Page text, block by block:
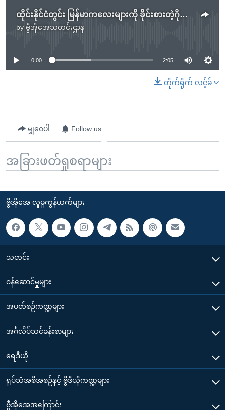
ထိုင်းနိုင်ငံတွင်း မြန်မာကလေးများကို ခိုင်းစားတဲ့ဂိုဏ်း ဖမ်းမိ
by ဗွီအိုအေသတင်းဌာန
No media source currently available
0:00 2:05
တိုက်ရိုက် လင့်ခ်
မျှဝေပါ Follow us
အခြားဖတ်ရှုစရာများ
ဗွီအိုအေ လူမှုကွန်ယက်များ
သတင်း
၀န်ဆောင်မှုများ
အပတ်စဉ်ကဏ္ဍများ
အင်္ဂလိပ်သင်ခန်းစာများ
ရေဒီယို
ရုပ်သံအစီအစဉ်နှင့် ဗွီဒီယိုကဏ္ဍများ
ဗွီအိုအေအကြောင်း